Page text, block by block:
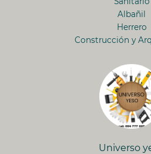
Albañil
Herrero
Construcción y
Universo